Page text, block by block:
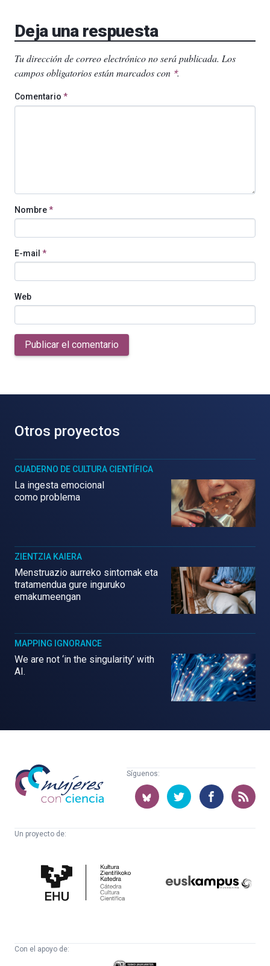
Deja una respuesta
Tu dirección de correo electrónico no será publicada. Los
campos obligatorios están marcados con *.
Comentario *
Nombre*
E-mail *
Web
Publicar el comentario
Otros proyectos
CUADERNO DE CULTURA CIENTÍFICA
La ingesta emocional
como problema
ZIENTZIA KAIERA
Menstruazio aurreko sintomak eta
tratamendua gure inguruko
emakumeengan
MAPPING IGNORANCE
We are not ‘in the singularity’ with
AI.
Mujeres
con
ciencia
Síguenos:
Un proyecto de:
Cultura
Científica
Con el apoyo de: